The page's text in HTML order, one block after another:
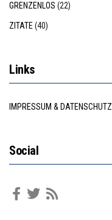
GRENZENLOS (22)
ZITATE(40)
Links
IMPRESSUM & DATENSCHUTZ
Social